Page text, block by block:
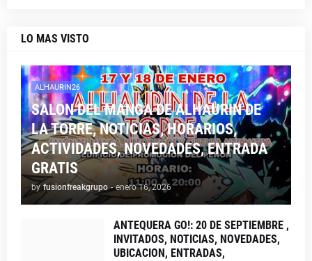
LO MAS VISTO
ALHAURIN26
SALON DEL MANGA DE ALHAURIN DE
LA TORRE, NOTICIAS, HORARIOS,
ACTIVIDADES, NOVEDADES, ENTRADA
GRATIS
by fusionfreakgrupo - enero 16, 2026
ANTEQUERA GO!: 20 DE SEPTIEMBRE ,
INVITADOS, NOTICIAS, NOVEDADES,
UBICACION, ENTRADAS,